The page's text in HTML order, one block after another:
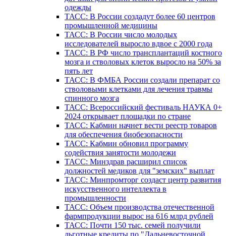
одежды
ТАСС: В России создадут более 60 центров
промышленной медицины
ТАСС: В России число молодых
исследователей выросло вдвое с 2000 года
ТАСС: В РФ число трансплантаций костного
мозга и стволовых клеток выросло на 50% за
пять лет
ТАСС: В ФМБА России создали препарат со
стволовыми клетками для лечения травмы
спинного мозга
ТАСС: Всероссийский фестиваль НАУКА 0+
2024 открывает площадки по стране
ТАСС: Кабмин начнет вести реестр товаров
для обеспечения биобезопасности
ТАСС: Кабмин обновил программу
содействия занятости молодежи
ТАСС: Минздрав расширил список
должностей медиков для "земских" выплат
ТАСС: Минпромторг создаст центр развития
искусственного интеллекта в
промышленности
ТАСС: Объем производства отечественной
фармпродукции вырос на 616 млрд рублей
ТАСС: Почти 150 тыс. семей получили
льготные кредиты по "Дальневосточной